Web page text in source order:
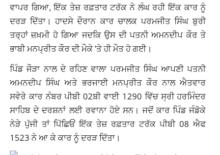
ਵਾਪਰ ਗਿਆ, ਇੱਕ ਤੇਜ਼ ਰਫ਼ਤਾਰ ਟਰੱਕ ਨੇ ਲੰਘ ਰਹੀ ਇੱਕ ਕਾਰ ਨੂੰ
ਦਰੜ ਦਿੱਤਾ। ਹਾਦਸੇ ਦੌਰਾਨ ਕਾਰ ਚਾਲਕ ਪਰਮਜੀਤ ਸਿੰਘ ਬੁਰੀ
ਤਰ੍ਹਾਂ ਜ਼ਖ਼ਮੀ ਹੋ ਗਿਆ ਜਦਕਿ ਉਸ ਦੀ ਪਤਨੀ ਅਮਨਦੀਪ ਕੌਰ ਤੇ
ਭਾਬੀ ਮਨਪ੍ਰੀਤ ਕੌਰ ਦੀ ਮੌਕੇ ’ਤੇ ਹੀ ਮੌਤ ਹੋ ਗਈ।
ਪਿੰਡ ਜੌੜਾ ਨਾਲ ਦੇ ਰਹਿਣ ਵਾਲਾ ਪਰਮਜੀਤ ਸਿੰਘ ਆਪਣੀ ਪਤਨੀ
ਅਮਨਦੀਪ ਸਿੰਘ ਅਤੇ ਭਰਜਾਈ ਮਨਪ੍ਰੀਤ ਕੌਰ ਨਾਲ ਐਤਵਾਰ
ਸਵੇਰੇ ਕਾਰ ਨੰਬਰ ਪੀਬੀ 02ਬੀ ਵਾਈ 1290 ਵਿੱਚ ਸ੍ਰੀ ਹਰਮਿੰਦਰ
ਸਾਹਿਬ ਦੇ ਦਰਸ਼ਨਾਂ ਲਈ ਰਵਾਨਾ ਹੋਏ ਸਨ। ਜਦੋਂ ਕਾਰ ਪਿੰਡ ਜੰਡੋਕੇ
ਨੇੜੇ ਪੁੱਜੀ ਤਾਂ ਪਿੱਛਿਓਂ ਇੱਕ ਤੇਜ਼ ਰਫ਼ਤਾਰ ਟਰੱਕ ਪੀਬੀ 08 ਐਫ
1523 ਨੇ ਆ ਕੇ ਕਾਰ ਨੂੰ ਦਰੜ ਦਿੱਤਾ।